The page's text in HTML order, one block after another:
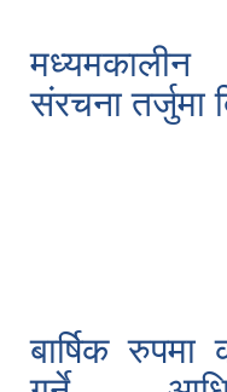
संरचना तर्जुमा
बार्षिक रुपमा